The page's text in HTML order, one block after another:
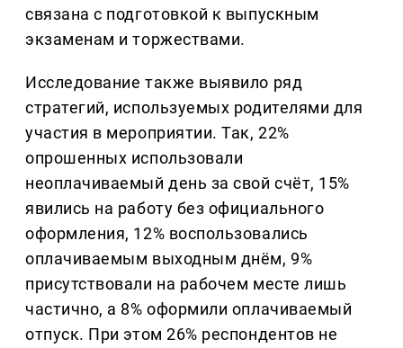
связана с подготовкой к выпускным
экзаменам и торжествами.
Исследование также выявило ряд
стратегий, используемых родителями для
участия в мероприятии. Так, 22%
опрошенных использовали
неоплачиваемый день за свой счёт, 15%
явились на работу без официального
оформления, 12% воспользовались
оплачиваемым выходным днём, 9%
присутствовали на рабочем месте лишь
частично, а 8% оформили оплачиваемый
отпуск. При этом 26% респондентов не